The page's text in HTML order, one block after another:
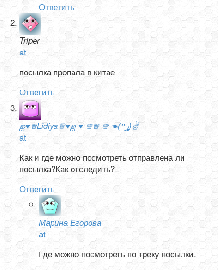
Ответить
Triper
at
посылка пропала в китае
Ответить
ஐ♥♕Lidiya♕♥ஐ ♥ ♕♕ ♕ ☚(ړײ)✌
at
Как и где можно посмотреть отправлена ли
посылка?Как отследить?
Ответить
Марина Егорова
at
Где можно посмотреть по треку посылки.